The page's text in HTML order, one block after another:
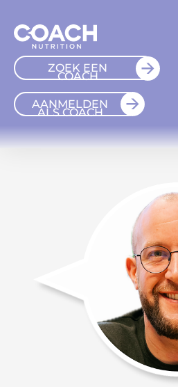
ZOEK EEN
COACH
AANMELDEN
ALS COACH